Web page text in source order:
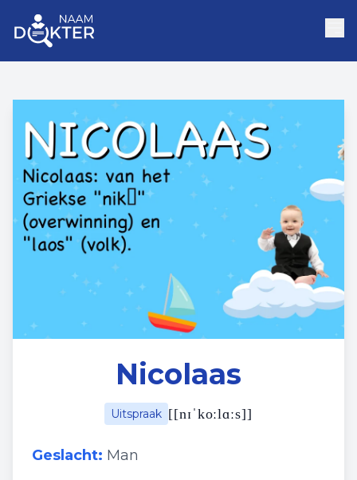
Nicolaas
Uitspraak [[nɪˈkoːlɑːs]]
Geslacht: Man